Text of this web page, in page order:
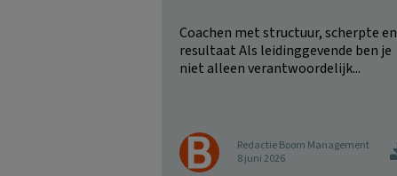
Coachen met structuur, scherpte en
resultaat Als leidinggevende ben je
niet alleen verantwoordelijk...
Redactie Boom Management
8 juni 2026